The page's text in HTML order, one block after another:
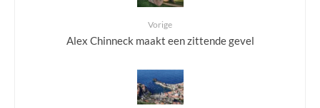
Vorige
Alex Chinneck maakt een zittende gevel